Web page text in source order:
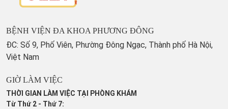
BỆNH VIỆN ĐA KHOA PHƯƠNG ĐÔNG
ĐC: Số 9, Phố Viên, Phường Đông Ngạc, Thành phố Hà Nội,
Việt Nam
GIỜ LÀM VIỆC
THỜI GIAN LÀM VIỆC TẠI PHÒNG KHÁM
Từ Thứ 2 - Thứ 7: